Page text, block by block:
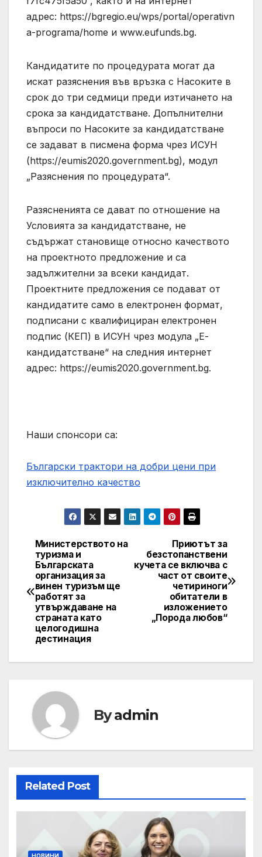
адрес: https://bgregio.eu/wps/portal/operativn
a-programa/home и www.eufunds.bg.
Кандидатите по процедурата могат да
искат разяснения във връзка с Насоките в
срок до три седмици преди изтичането на
срока за кандидатстване. Допълнителни
въпроси по Насоките за кандидатстване
се задават в писмена форма чрез ИСУН
(https://eumis2020.government.bg), модул
„Разяснения по процедурата“.
Разясненията се дават по отношение на
Условията за кандидатстване, не
съдържат становище относно качеството
на проектното предложение и са
задължителни за всеки кандидат.
Проектните предложения се подават от
кандидатите само в електронен формат,
подписани с квалифициран електронен
подпис (КЕП) в ИСУН чрез модула „Е-
кандидатстване“ на следния интернет
адрес: https://eumis2020.government.bg.
Наши спонсори са:
Български трактори на добри цени при
изключително качество
Post
navigation
Приютът за
безстопанствени
кучета се включва с
част от своите
четириноги
обитатели в
изложението
„Порода любов“
Министерството на
туризма и
Българската
организация за
винен туризъм ще
работят за
утвърждаване на
страната като
целогодишна
дестинация
Byadmin
Related Post